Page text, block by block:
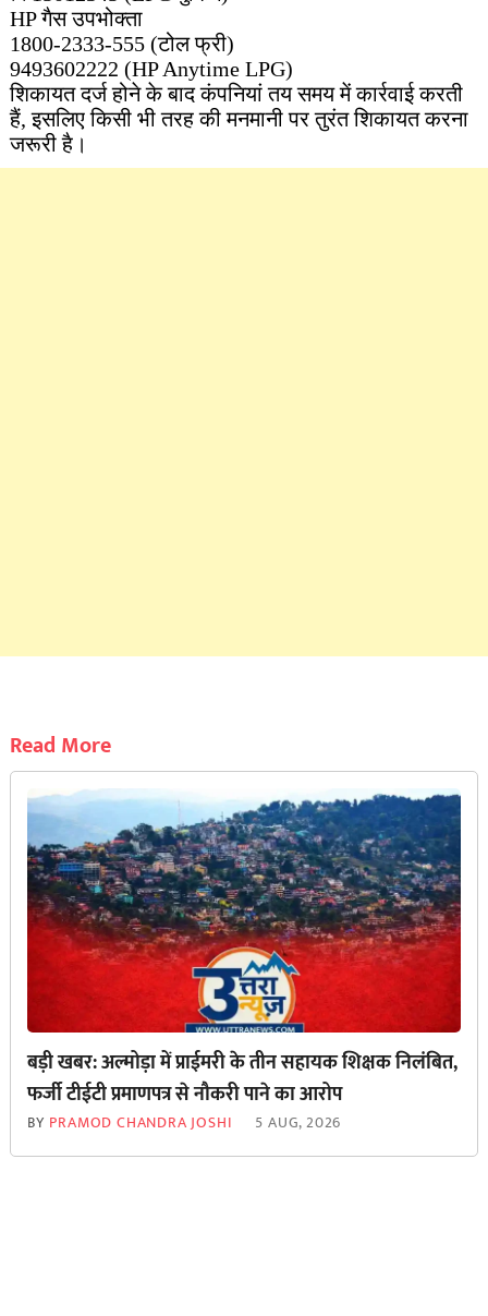
HP गैस उपभोक्ता
1800-2333-555 (टोल फ्री)
9493602222 (HP Anytime LPG)
शिकायत दर्ज होने के बाद कंपनियां तय समय में कार्रवाई करती
हैं, इसलिए किसी भी तरह की मनमानी पर तुरंत शिकायत करना
जरूरी है।
Read More
बड़ी खबर: अल्मोड़ा में प्राईमरी के तीन सहायक शिक्षक निलंबित,
फर्जी टीईटी प्रमाणपत्र से नौकरी पाने का आरोप
BY PRAMOD CHANDRA JOSHI 5 AUG, 2026